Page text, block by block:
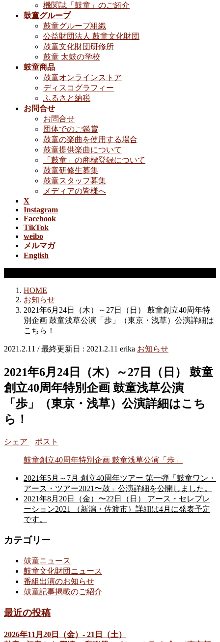
機関誌「鼓童」のご紹介
鼓童グループ
鼓童グループ組織
公益財団法人 鼓童文化財団
鼓童文化財団研修所
鼓童 太鼓の学校
鼓童商品
鼓童オンラインストア
ディスコグラフィー
ふるさと納税
お問合せ
お問合せ
団体でのご鑑賞
鼓童の楽曲を使用する場合
鼓童提供楽曲について
「鼓童」の商標登録について
鼓童研修生募集
鼓童スタッフ募集
メディアの皆様へ
X
Instagram
Facebook
TikTok
weibo
メルマガ
English
HOME
お知らせ
2021年6月24日（木）～27日（日） 鼓童創立40周年特
別企画 鼓童浅草公演「歩」（東京・浅草）公演詳細は
こちら！
2021.2.11 / 最終更新日 : 2021.2.11 erika お知らせ
2021年6月24日（木）～27日（日） 鼓童
創立40周年特別企画 鼓童浅草公演
「歩」（東京・浅草）公演詳細はこち
ら！
シェア ポスト
鼓童創立40周年特別企画 鼓童浅草公演「歩」
2021年5月～7月 創立40周年ツアー 第一弾「鼓童ワン・
アース・ツアー2021〜鼓」公演詳細を公開しました。
2021年8月20日（金）〜22日（日） アース・セレブレ
ーション2021 （新潟・佐渡市）詳細は4月に発表予定
です。
カテゴリー
鼓童ニュース
鼓童文化財団ニュース
番組出演のお知らせ
鼓童記事掲載のご紹介
最近の投稿
2026年11月20日（金）- 21日（土）